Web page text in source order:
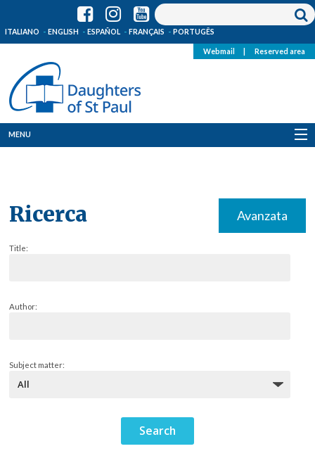
ITALIANO ENGLISH ESPAÑOL FRANÇAIS PORTUGÊS
Webmail Reserved area
MENU
Ricerca Avanzata
Title:
Author:
Subject matter: